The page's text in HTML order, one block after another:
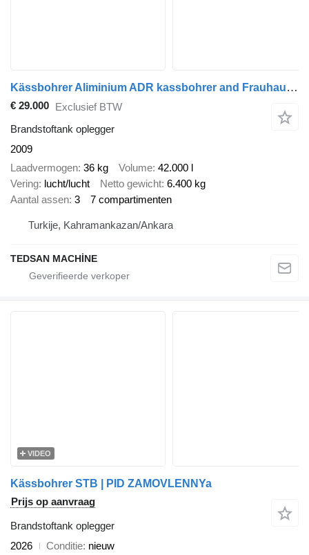
Kässbohrer Aliminium ADR kassbohrer and Frauhauf ADR Aliminium2008 2009
€ 29.000 Exclusief BTW
Brandstoftank oplegger
2009
Laadvermogen 36 kg Volume 42.000 l
Vering lucht/lucht Netto gewicht 6.400 kg
Aantal assen 3 7 compartimenten
Turkije, Kahramankazan/Ankara
TEDSAN MACHİNE
VIDEO
Kässbohrer STB | PID ZAMOVLENNYa
Prijs op aanvraag
Brandstoftank oplegger
2026
Conditie nieuw